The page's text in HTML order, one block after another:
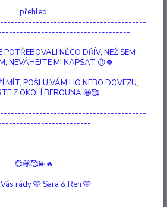
do košíku
70006
10 x22,3 x 8,3cm
KONVICE
přehled.
POTŘEBOVALI NĚCO DŘÍV, NEŽ SEM
NEVÁHEJTE MI NAPSAT 😉🍀
MÍT, POŠLU VÁM HO NEBO DOVEZU,
Z OKOLÍ BEROUNA 🤩🥰
💞🤩🥰💫🔥
rády 🩷 Sara & Ren 🩷